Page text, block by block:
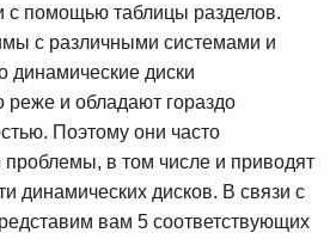
с помощью таблицы разделов.
с различными системами и
диски
реже и обладают гораздо
Поэтому они часто
в том числе и приводят
динамических дисков. В связи с
вам 5 соответствующих